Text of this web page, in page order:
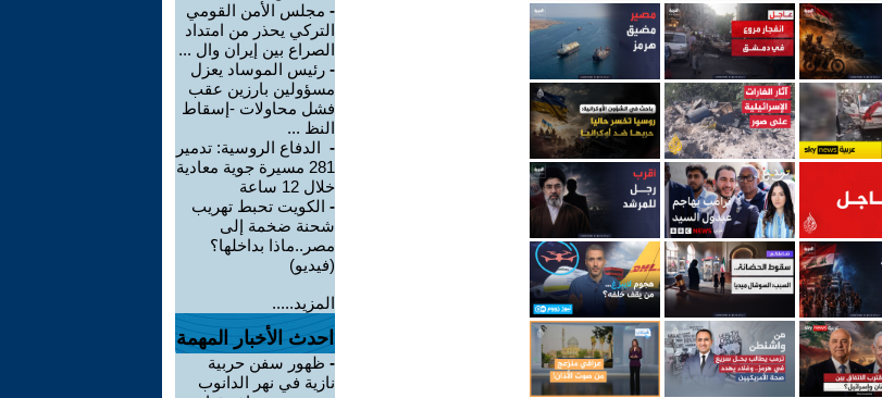
- مجلس الأمن القومي
التركي يحذر من امتداد
الصراع بين إيران وال ...
- رئيس الموساد يعزل
مسؤولين بارزين عقب
فشل محاولات -إسقاط
النظ ...
- الدفاع الروسية: تدمير
281 مسيرة جوية معادية
خلال 12 ساعة
- الكويت تحبط تهريب
شحنة ضخمة إلى
مصر..ماذا بداخلها؟
(فيديو)
المزيد.....
احدث الأخبار المهمة
- ظهور سفن حربية
نازية في نهر الدانوب